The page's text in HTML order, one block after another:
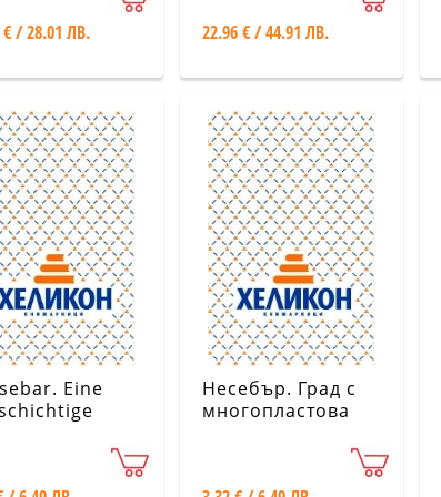
€ / 28.01 ЛВ. 22.96 € / 44.91 ЛВ.
Eine
Несебър. Град с
многопластова